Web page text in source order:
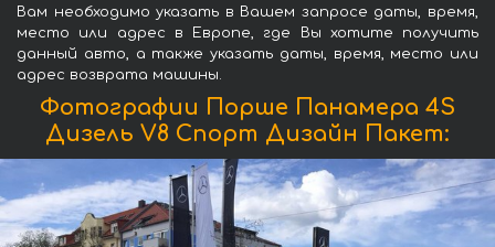
Вам необходимо указать в Вашем запросе даты, время,
место или адрес в Европе, где Вы хотите получить
данный авто, а также указать даты, время, место или
адрес возврата машины.
Фотографии Порше Панамера 4S
Дизель V8 Спорт Дизайн Пакет: